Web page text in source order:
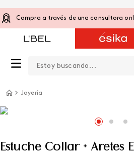
Compra a través de una consultora
Joyería
Estuche Collar + Aretes